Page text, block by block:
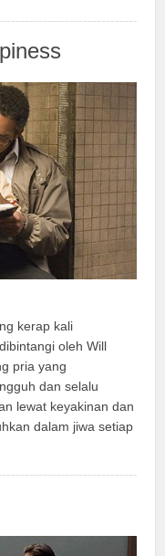
kerap kali
oleh Will
pria yang
dan selalu
lewat keyakinan dan
dalam jiwa setiap